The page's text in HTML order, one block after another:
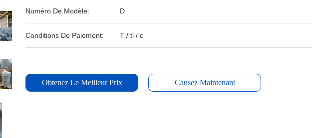
Numéro De Modèle: D
Conditions De Paiement: T / tl / c
Obtenez Le Meilleur Prix Causez Maintenant